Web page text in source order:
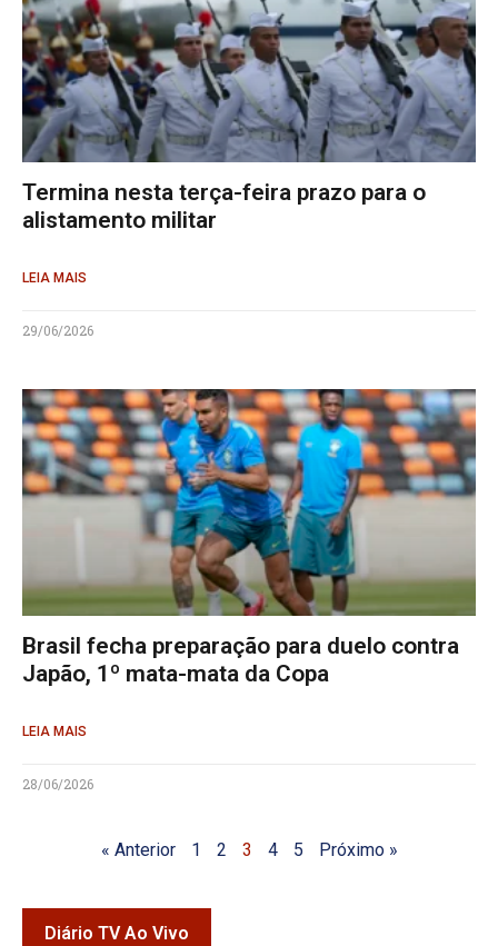
Termina nesta terça-feira prazo para o
alistamento militar
LEIA MAIS
29/06/2026
Brasil fecha preparação para duelo contra
Japão, 1º mata-mata da Copa
LEIA MAIS
28/06/2026
« Anterior 1 2 3 4 5 Próximo »
Diário TV Ao Vivo